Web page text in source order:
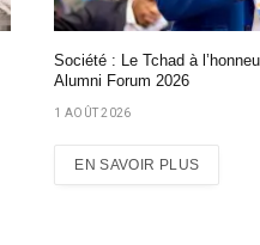
Société : Le Tchad à
Alumni Forum 2026
1 AOÛT 2026
EN SAVOIR PLUS